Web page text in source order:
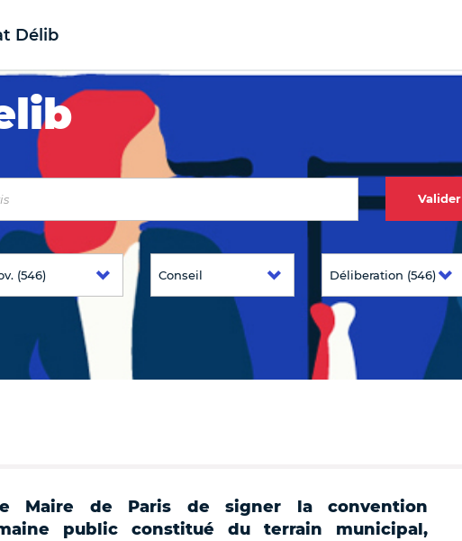
Délib
Valider
Maire de Paris de signer la convention
public constitué du terrain municipal,